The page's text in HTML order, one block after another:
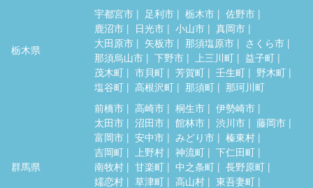
栃木県
宇都宮市 足利市 栃木市
佐野市
鹿沼市
日光市 小山市
真岡市
大田原市
矢板市 那須塩原市
さくら市
那須烏山市
下野市 上三川町
益子町
茂木町
市貝町 芳賀町 壬生町
野木町
塩谷町
高根沢町 那須町 那珂川町
群馬県
前橋市 高崎市 桐生市
伊勢崎市
太田市
沼田市 館林市 渋川市
藤岡市
富岡市
安中市 みどり市
榛東村
吉岡町
上野村 神流町
下仁田町
南牧村
甘楽町 中之条町
長野原町
嬬恋村
草津町 高山村
東吾妻町